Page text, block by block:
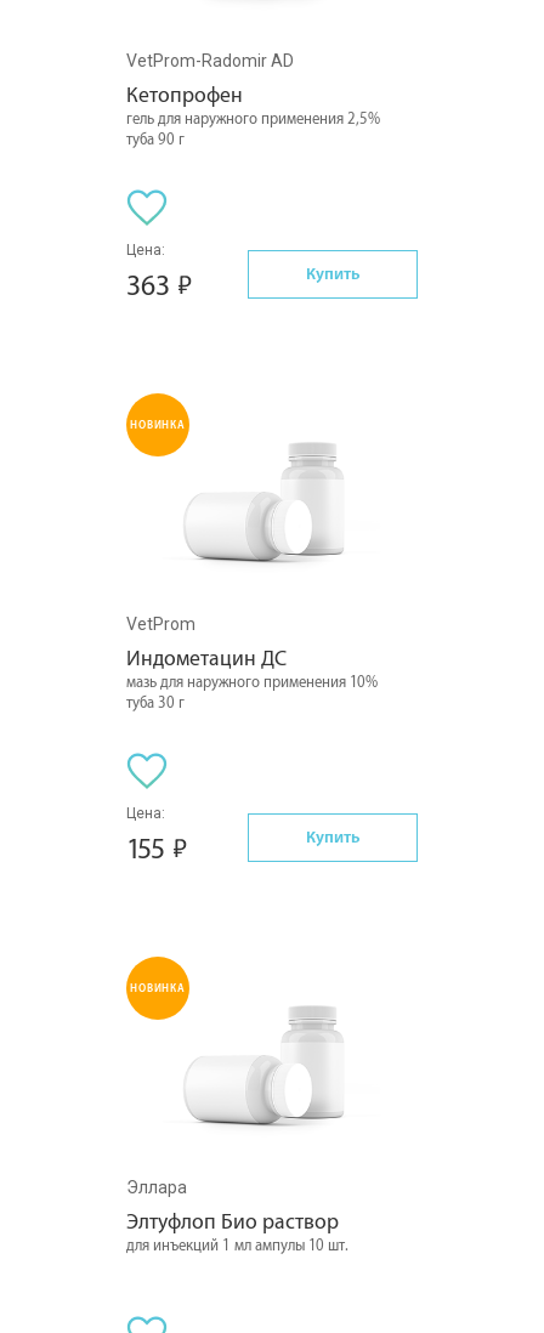
VetProm-Radomir AD
Кетопрофен
гель для наружного применения 2,5%
туба 90 г
Цена:
363 Купить
НОВИНКА
VetProm
Индометацин ДС
мазь для наружного применения 10%
туба 30 г
Цена:
155 Купить
НОВИНКА
Эллара
Элтуфлоп Био раствор
для инъекций 1 мл ампулы 10 шт.